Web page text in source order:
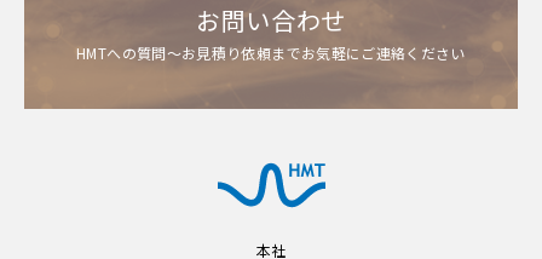
お問い合わせ
HMTへの質問～お見積り依頼までお気軽にご連絡ください
本社